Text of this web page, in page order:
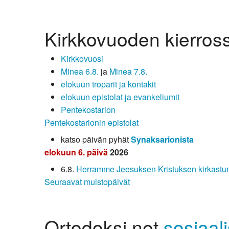
Kirkkovuoden
Kirkkovuosi
Minea 6.8. ja Minea 7.8.
elokuun troparit ja kontakit
elokuun epistolat ja evankeliumit
Pentekostarion
Pentekostarionin epistolat
katso päivän pyhätSynaksarionista
elokuun 6. päivä2026
6.8. Herramme Jeesuksen Kristuksen
Seuraavat muistopäivät